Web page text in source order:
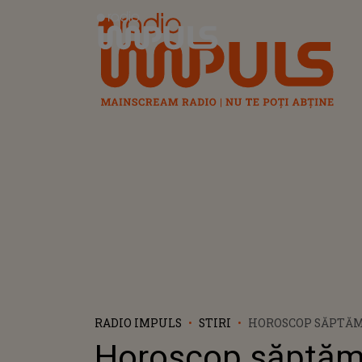
Radio Impuls
RADIO IMPULS STIRI
HOROSCOP
EFORTURILE